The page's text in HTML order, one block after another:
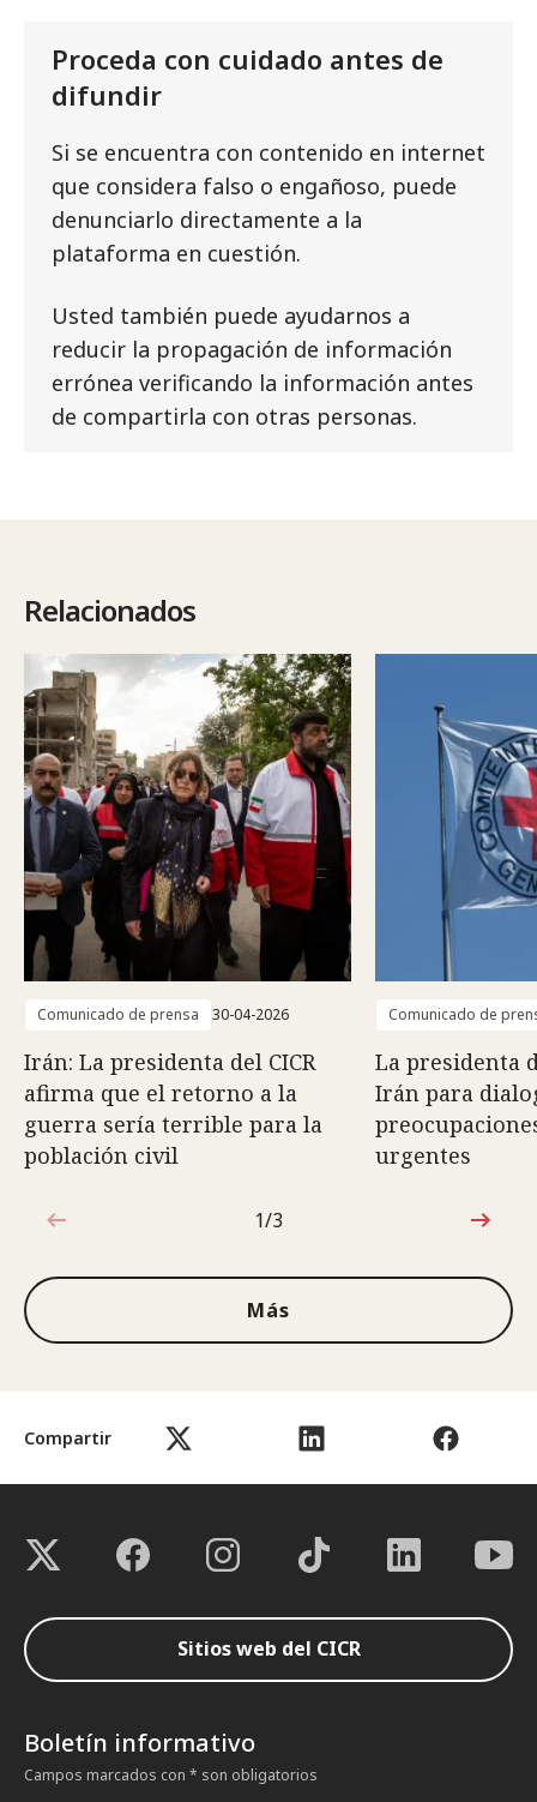
Compartir
Proceda con cuidado antes de
difundir
Si se encuentra con contenido en internet
que considera falso o engañoso, puede
denunciarlo directamente a la
plataforma en cuestión.
Usted también puede ayudarnos a
reducir la propagación de información
errónea verificando la información antes
de compartirla con otras personas.
Relacionados
Comunicado de prensa 30-04-2026
Irán: La presidenta del CICR
afirma que el retorno a la
guerra sería terrible para la
población civil
Comunicado de
La presidenta
Irán para
urgentes
1de3
1/3
Más
Sitios web del CICR
Boletín informativo
Campos marcados con * son obligatorios